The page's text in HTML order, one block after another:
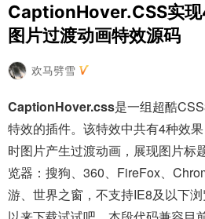
CaptionHover.CSS实现
图片过渡动画特效源码
欢马劈雪
CaptionHover.css是一组超酷
特效的插件。该特效中共有4种效
时图片产生过渡动画，展现图片标
览器：搜狗、360、FireFox、
游、世界之窗，不支持IE8及以下